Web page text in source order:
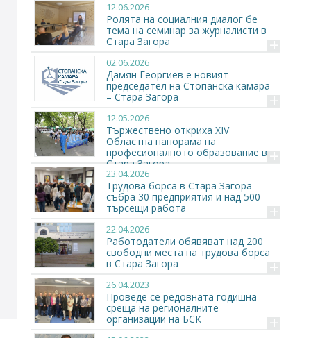
12.06.2026
Ролята на социалния диалог бе
тема на семинар за журналисти в
Стара Загора
+
02.06.2026
Дамян Георгиев е новият
председател на Стопанска камара
– Стара Загора
+
12.05.2026
Тържествено откриха XIV
Областна панорама на
професионалното образование в
Стара Загора
+
23.04.2026
Трудова борса в Стара Загора
събра 30 предприятия и над 500
търсещи работа
+
22.04.2026
Работодатели обявяват над 200
свободни места на трудова борса
в Стара Загора
+
26.04.2023
Проведе се редовната годишна
среща на регионалните
организации на БСК
+